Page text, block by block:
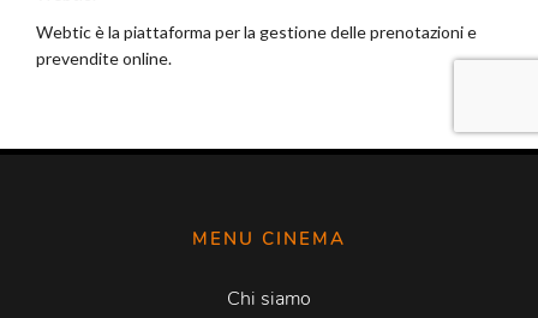
MENU CINEMA
Chi siamo